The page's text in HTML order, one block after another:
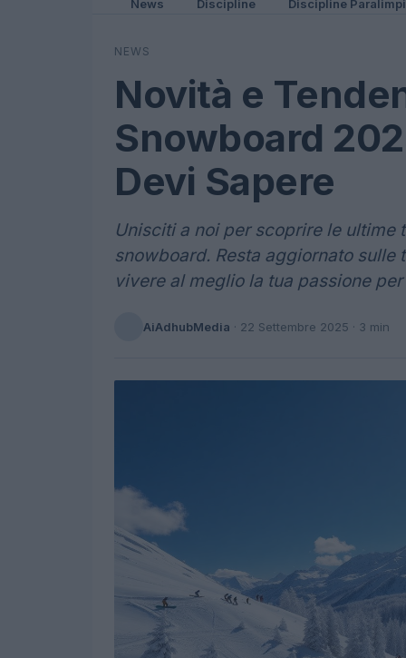
News Discipline Discipline
NEWS
Novità e
Snowboard
Devi Sapere
Unisciti a noi per scoprire le ultime
snowboard. Resta aggiornato
vivere al meglio la tua passione
AiAdhubMedia · 22 Settembre 2025 · 3 min